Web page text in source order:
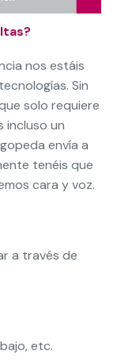
nos estáis
Sin
solo requiere
incluso un
envía a
tenéis que
cara y voz.
a través de
etc.